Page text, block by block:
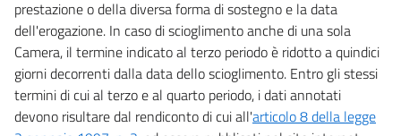
prestazione o della diversa forma di sostegno e la data
dell'erogazione. In caso di scioglimento anche di una sola
Camera, il termine indicato al terzo periodo è ridotto a quindici
giorni decorrenti dalla data dello scioglimento. Entro gli stessi
termini di cui al terzo e al quarto periodo, i dati annotati
devono risultare dal rendiconto di cui all'articolo 8 della legge